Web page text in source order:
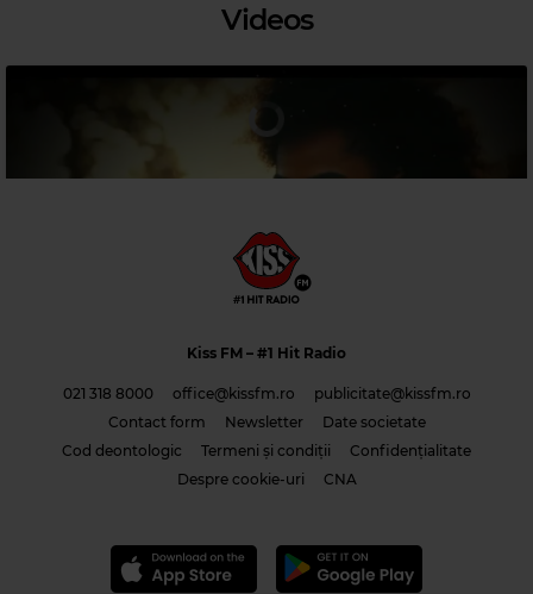
Videos
Costi & Adrian Saguna & Benzol – Solo tu -1
Kiss FM – #1 Hit Radio
021 318 8000 office@kissfm.ro
publicitate@kissfm.ro
Contact form
Newsletter
Date societate
Cod deontologic
Termeni și condiții
Confidențialitate
Despre cookie-uri
CNA